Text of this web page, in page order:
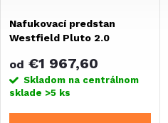
Nafukovací predstan
Westfield Pluto 2.0
od €1 967,60
Skladom na centrálnom
sklade >5 ks